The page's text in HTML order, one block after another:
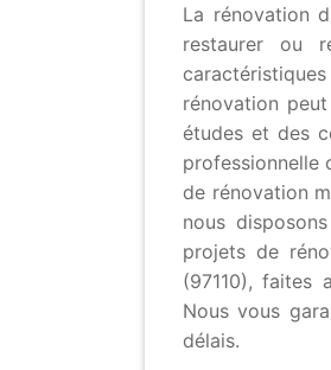
La rénovation
restaurer ou
rénovation
études et des
professionnelle
de rénovation
nous
projets de
(97110), faites
Nous vous
délais.